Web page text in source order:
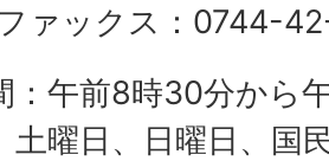
ァックス：0744-
：午前8時30分から
土曜日、日曜日、国